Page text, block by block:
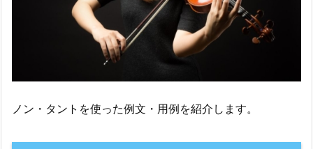
ノン・タントを使った例文・用例を紹介します。